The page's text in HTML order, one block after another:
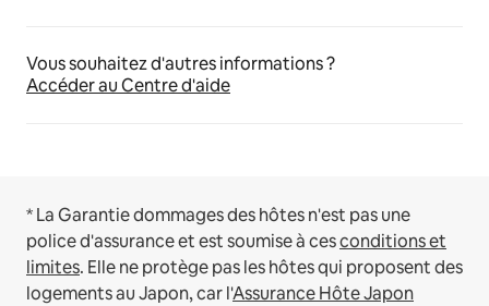
Vous souhaitez d'autres informations ?
Accéder au Centre d'aide
* La Garantie dommages des hôtes n'est pas une
police d'assurance et est soumise à cesconditions et
limites. Elle ne protège pas les hôtes qui proposent des
logements au Japon, car l'Assurance Hôte Japon